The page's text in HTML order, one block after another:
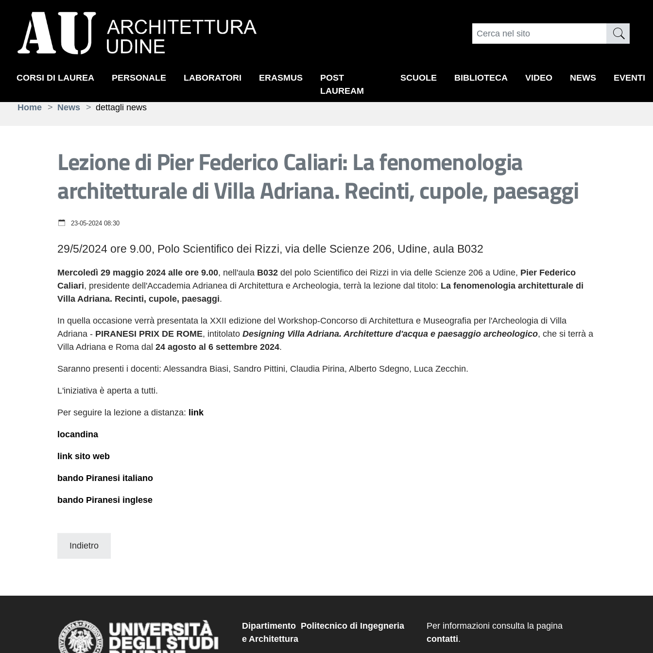
CORSI DI LAUREA PERSONALE LABORATORI ERASMUS
POST
LAUREAM
SCUOLE BIBLIOTECA VIDEO NEWS
EVENTI
Home
News dettagli news
Lezione di Pier Federico Caliari: La fenomenologia
architetturale di Villa Adriana. Recinti, cupole, paesaggi
23-05-2024 08:30
29/5/2024 ore 9.00, Polo Scientifico dei Rizzi, via delle Scienze 206, Udine, aula B032
Mercoledì 29 maggio 2024 alle ore 9.00, nell'aula B032 del polo Scientifico dei Rizzi in via delle Scienze 206 a Udine, Pier Federico
Caliari, presidente dell'Accademia Adrianea di Architettura e Archeologia, terrà la lezione dal titolo: La fenomenologia architetturale di
Villa Adriana. Recinti, cupole, paesaggi.
In quella occasione verrà presentata la XXII edizione del Workshop-Concorso di Architettura e Museografia per l'Archeologia di Villa
Adriana - PIRANESI PRIX DE ROME, intitolato Designing Villa Adriana. Architetture d'acqua e paesaggio archeologico, che si terrà a
Villa Adriana e Roma dal 24 agosto al 6 settembre 2024.
Saranno presenti i docenti: Alessandra Biasi, Sandro Pittini, Claudia Pirina, Alberto Sdegno, Luca Zecchin.
L'iniziativa è aperta a tutti.
Per seguire la lezione a distanza: link
locandina
link sito web
bando Piranesi italiano
bando Piranesi inglese
Indietro
Dipartimento Politecnico di Ingegneria
e Architettura
Per informazioni consulta la pagina
contatti.